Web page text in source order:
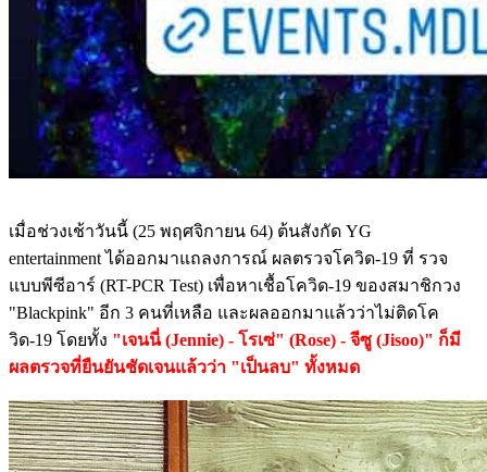
เมื่อช่วงเช้าวันนี้ (25 พฤศจิกายน 64) ต้นสังกัด YG
entertainment ได้ออกมาแถลงการณ์ ผลตรวจโควิด-19 ที่ รวจ
แบบพีซีอาร์ (RT-PCR Test) เพื่อหาเชื้อโควิด-19 ของสมาชิกวง
"Blackpink" อีก 3 คนที่เหลือ และผลออกมาแล้วว่าไม่ติดโค
วิด-19 โดยทั้ง "เจนนี่ (Jennie) - โรเซ่" (Rose) - จีซู (Jisoo)" ก็มี
ผลตรวจที่ยืนยันชัดเจนแล้วว่า "เป็นลบ" ทั้งหมด